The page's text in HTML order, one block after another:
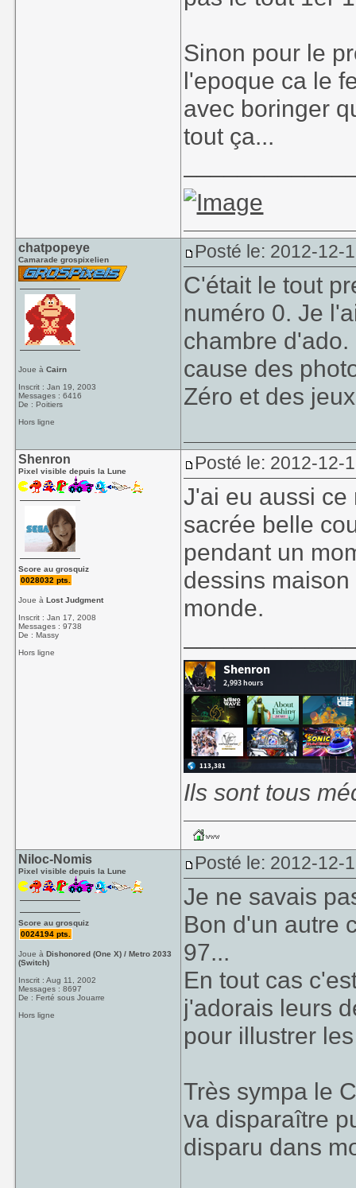
Sinon pour le
l'epoque ca le
avec boringer
tout ça...
chatpopeye
Camarade grospixelien
Joue àCairn
Inscrit : Jan 19, 2003
Messages : 6416
De : Poitiers
Hors ligne
Posté le: 2012-12-
C'était le tout
numéro 0. Je
chambre
cause des
Zéro et des
Shenron
Pixel visible depuis la Lune
Score au grosquiz
0028032 pts.
Joue àLost Judgment
Inscrit : Jan 17, 2008
Messages : 9738
De : Massy
Hors ligne
Posté le: 2012-12-
J'ai eu aussi
sacrée belle
pendant un
dessins
monde.
Ils sont tous
Niloc-Nomis
Pixel visible depuis la Lune
Score au grosquiz
0024194 pts.
Joue àDishonored (One X) / Metro 2033
(Switch)
Inscrit : Aug 11, 2002
Messages : 8697
De : Ferté sous Jouarre
Hors ligne
Posté le: 2012-12-
Je ne savais
Bon d'un autre
97...
En tout cas
j'adorais leurs
pour illustrer
Très sympa le
va disparaître
disparu dans